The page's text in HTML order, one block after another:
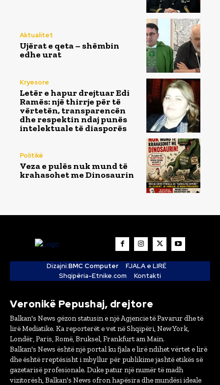
Aktualitet
Ujërat e qeta – shëmbin
edhe urat
Kryesore
Letër e hapur drejtuar Edi
Ramës: një thirrje për të
vërtetën, transparencën
dhe respektin ndaj punës
intelektuale të diasporës
Politikë
Veza e pulës nuk mund të
krahasohet me Dinosaurin
Dizajni:BMC Computer
FJALA e LIRË
Shqipëria-Etnike.com
Kontakti
Veronikë Pepushaj, drejtore
Balkan's News gëzon statusin e një Agjencie të Pavarur dhe të
lirë Mediatike. Ka reporterët e vet në Shqipëri, New York,
Londër, Paris, Romë, Bruksel, Frankfurt am Main.
Balkan's News është një portal ku fjala e lirë ndihet vërtet e lirë
dhe është rreptësisht i mbyllur për publikime jashtë etikës së
gazetarisë profesionale. Duke patur një numër të madh
vizitorësh, Balkan's News ofron hapësira dhe mundësi ideale